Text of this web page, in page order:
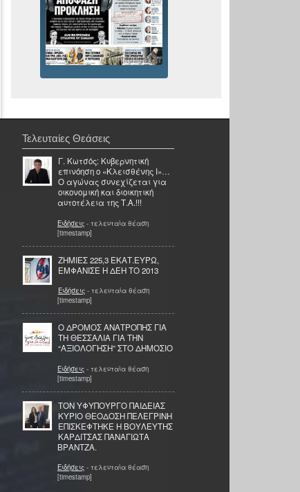
Τελευταίες Θεάσεις
Γ. Κωτσός: Κυβερνητική
επινόηση ο «Κλεισθένης Ι»…
Ο αγώνας συνεχίζεται για
οικονομική και διοικητική
αυτοτέλεια της Τ.Α.!!!
Ειδήσεις - τελευταία θέαση
[timestamp]
ΖΗΜΙΕΣ 225,3 ΕΚΑΤ.ΕΥΡΩ,
ΕΜΦΑΝΙΣΕ Η ΔΕΗ ΤΟ 2013
Ειδήσεις - τελευταία θέαση
[timestamp]
Ο ΔΡΟΜΟΣ ΑΝΑΤΡΟΠΗΣ ΓΙΑ
ΤΗ ΘΕΣΣΑΛΙΑ ΓΙΑ ΤΗΝ
“ΑΞΙΟΛΟΓΗΣΗ” ΣΤΟ ΔΗΜΟΣΙΟ
Ειδήσεις - τελευταία θέαση
[timestamp]
ΤΟΝ ΥΦΥΠΟΥΡΓΟ ΠΑΙΔΕΙΑΣ
ΚΥΡΙΟ ΘΕΟΔΟΣΗ ΠΕΛΕΓΡΙΝΗ
ΕΠΙΣΚΕΦΤΗΚΕ Η ΒΟΥΛΕΥΤΗΣ
ΚΑΡΔΙΤΣΑΣ ΠΑΝΑΓΙΩΤΑ
ΒΡΑΝΤΖΑ.
Ειδήσεις - τελευταία θέαση
[timestamp]